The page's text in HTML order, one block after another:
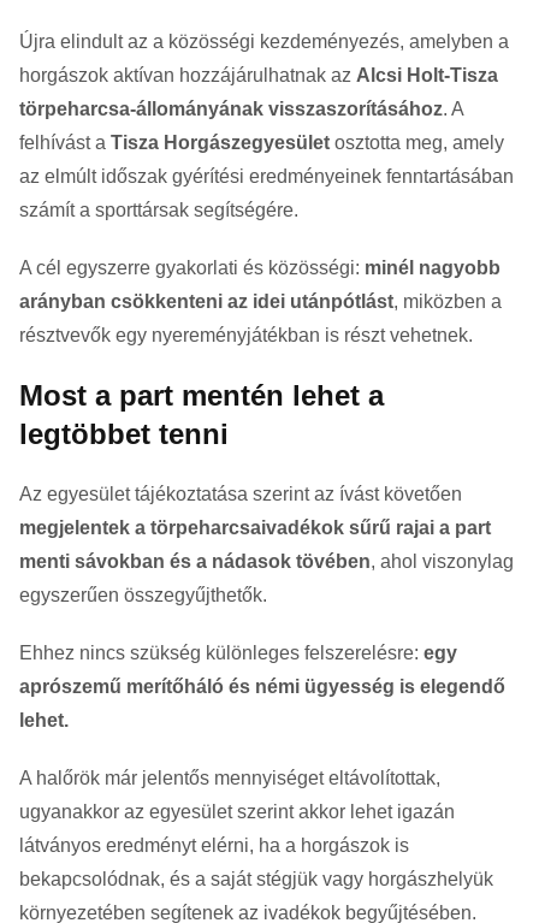
Újra elindult az a közösségi kezdeményezés, amelyben a
horgászok aktívan hozzájárulhatnak az Alcsi Holt-Tisza
törpeharcsa-állományának visszaszorításához. A
felhívást a Tisza Horgászegyesület osztotta meg, amely
az elmúlt időszak gyérítési eredményeinek fenntartásában
számít a sporttársak segítségére.
A cél egyszerre gyakorlati és közösségi: minél nagyobb
arányban csökkenteni az idei utánpótlást, miközben a
résztvevők egy nyereményjátékban is részt vehetnek.
Most a part mentén lehet a
legtöbbet tenni
Az egyesület tájékoztatása szerint az ívást követően
megjelentek a törpeharcsaivadékok sűrű rajai a part
menti sávokban és a nádasok tövében, ahol viszonylag
egyszerűen összegyűjthetők.
Ehhez nincs szükség különleges felszerelésre: egy
aprószemű merítőháló és némi ügyesség is elegendő
lehet.
A halőrök már jelentős mennyiséget eltávolítottak,
ugyanakkor az egyesület szerint akkor lehet igazán
látványos eredményt elérni, ha a horgászok is
bekapcsolódnak, és a saját stégjük vagy horgászhelyük
környezetében segítenek az ivadékok begyűjtésében.